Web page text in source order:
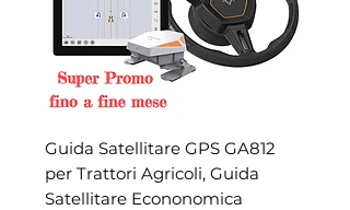
Guida Satellitare GPS GA812
per Trattori Agricoli, Guida
Satellitare Econonomica